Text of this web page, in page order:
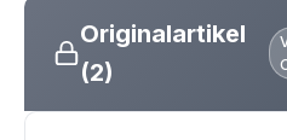
Originalartikel
(2)